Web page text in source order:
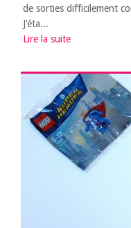
de sorties difficilement
J’éta...
Lire la suite